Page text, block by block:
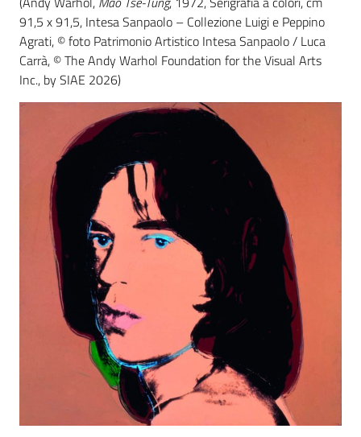
91,5 x 91,5, Intesa Sanpaolo – Collezione Luigi e Peppino
Agrati, © foto Patrimonio Artistico Intesa Sanpaolo / Luca
Carrà, © The Andy Warhol Foundation for the Visual Arts
Inc., by SIAE 2026)